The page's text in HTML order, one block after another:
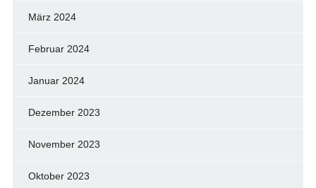
März 2024
Februar 2024
Januar 2024
Dezember 2023
November 2023
Oktober 2023